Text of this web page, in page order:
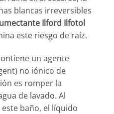
blancas irreversibles
Ilford Ilfotol
este riesgo de raíz.
un agente
no iónico de
es romper la
de lavado. Al
baño, el líquido